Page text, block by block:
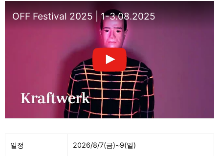
OFF Festival 2025 | 1-3.08.2025
일정 2026/8/7(금)~9(일)